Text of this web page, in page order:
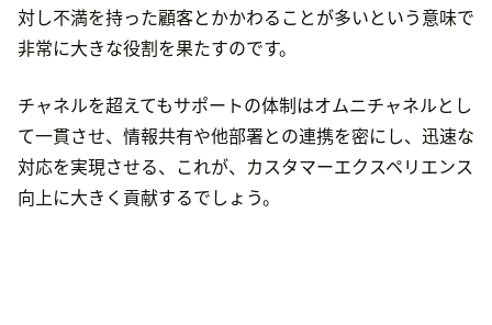
対し不満を持った顧客とかかわることが多いという意味で
非常に大きな役割を果たすのです。
チャネルを超えてもサポートの体制はオムニチャネルとし
て一貫させ、情報共有や他部署との連携を密にし、迅速な
対応を実現させる、これが、カスタマーエクスペリエンス
向上に大きく貢献するでしょう。